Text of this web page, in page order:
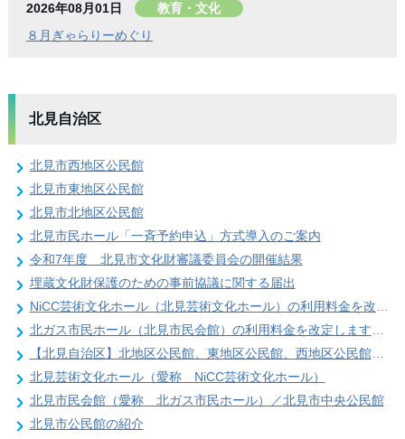
2026年08月01日
教育・文化
８月ぎゃらりーめぐり
北見自治区
北見市西地区公民館
北見市東地区公民館
北見市北地区公民館
北見市民ホール「一斉予約申込」方式導入のご案内
令和7年度 北見市文化財審議委員会の開催結果
埋蔵文化財保護のための事前協議に関する届出
NiCC芸術文化ホール（北見芸術文化ホール）の利用料金を改定します（令和７年１０月１日から）
北ガス市民ホール（北見市民会館）の利用料金を改定します（令和７年１０月１日から）
【北見自治区】北地区公民館、東地区公民館、西地区公民館の使用料を改定します（令和７年１０月１日から）
北見芸術文化ホール（愛称 NiCC芸術文化ホール）
北見市民会館（愛称 北ガス市民ホール）／北見市中央公民館
北見市公民館の紹介